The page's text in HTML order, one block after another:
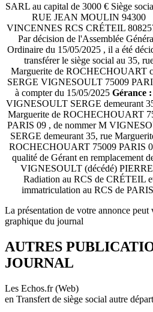
SARL au capital de 3000 € Siège
RUE JEAN MOULIN 94300
VINCENNES RCS CRÉTEIL
Par décision de l'Assemblée
Ordinaire du 15/05/2025 , il a été
transférer le siège social au 35,
Marguerite de ROCHECHOUART
SERGE VIGNESOULT 75009
à compter du 15/05/2025 Gérance :
VIGNESOULT SERGE demeurant
Marguerite de ROCHECHOUART
PARIS 09 , de nommer M
SERGE demeurant 35, rue
ROCHECHOUART 75009 PARIS
qualité de Gérant en remplacement
VIGNESOULT (décédé)
Radiation au RCS de CRÉTEIL
immatriculation au RCS de
La présentation de votre annonce
graphique du journal
AUTRES
JOURNAL
Les Echos.fr (Web)
en Transfert de siège social autre